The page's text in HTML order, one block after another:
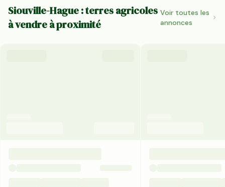
Siouville-Hague : terres agricoles
à vendre à proximité
Voir toutes les
annonces